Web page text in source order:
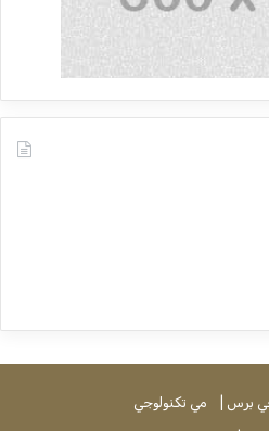
مي تكنولوجي